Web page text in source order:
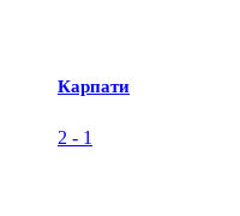
Карпати
2 - 1